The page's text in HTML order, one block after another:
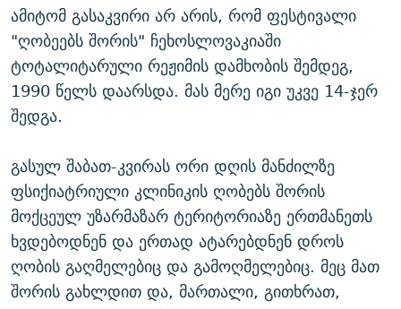
ამიტომ გასაკვირი არ არის, რომ ფესტივალი
"ღობეებს შორის" ჩეხოსლოვაკიაში
ტოტალიტარული რეჟიმის დამხობის შემდეგ,
1990 წელს დაარსდა. მას მერე იგი უკვე 14-ჯერ
შედგა.
გასულ შაბათ-კვირას ორი დღის მანძილზე
ფსიქიატრიული კლინიკის ღობებს შორის
მოქცეულ უზარმაზარ ტერიტორიაზე ერთმანეთს
ხვდებოდნენ და ერთად ატარებდნენ დროს
ღობის გაღმელებიც და გამოღმელებიც. მეც მათ
შორის გახლდით და, მართალი, გითხრათ,